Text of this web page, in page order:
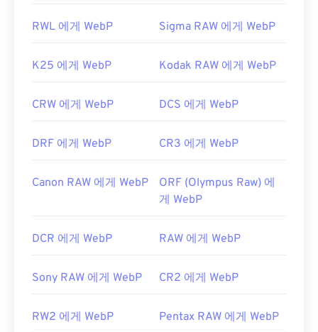
RWL 에게 WebP Sigma RAW 에게 WebP
K25 에게 WebP Kodak RAW 에게 WebP
CRW 에게 WebP DCS 에게 WebP
DRF 에게 WebP CR3 에게 WebP
Canon RAW 에게 WebP
ORF (Olympus Raw) 에
게 WebP
DCR 에게 WebP RAW 에게 WebP
Sony RAW 에게 WebP CR2 에게 WebP
RW2 에게 WebP Pentax RAW 에게 WebP